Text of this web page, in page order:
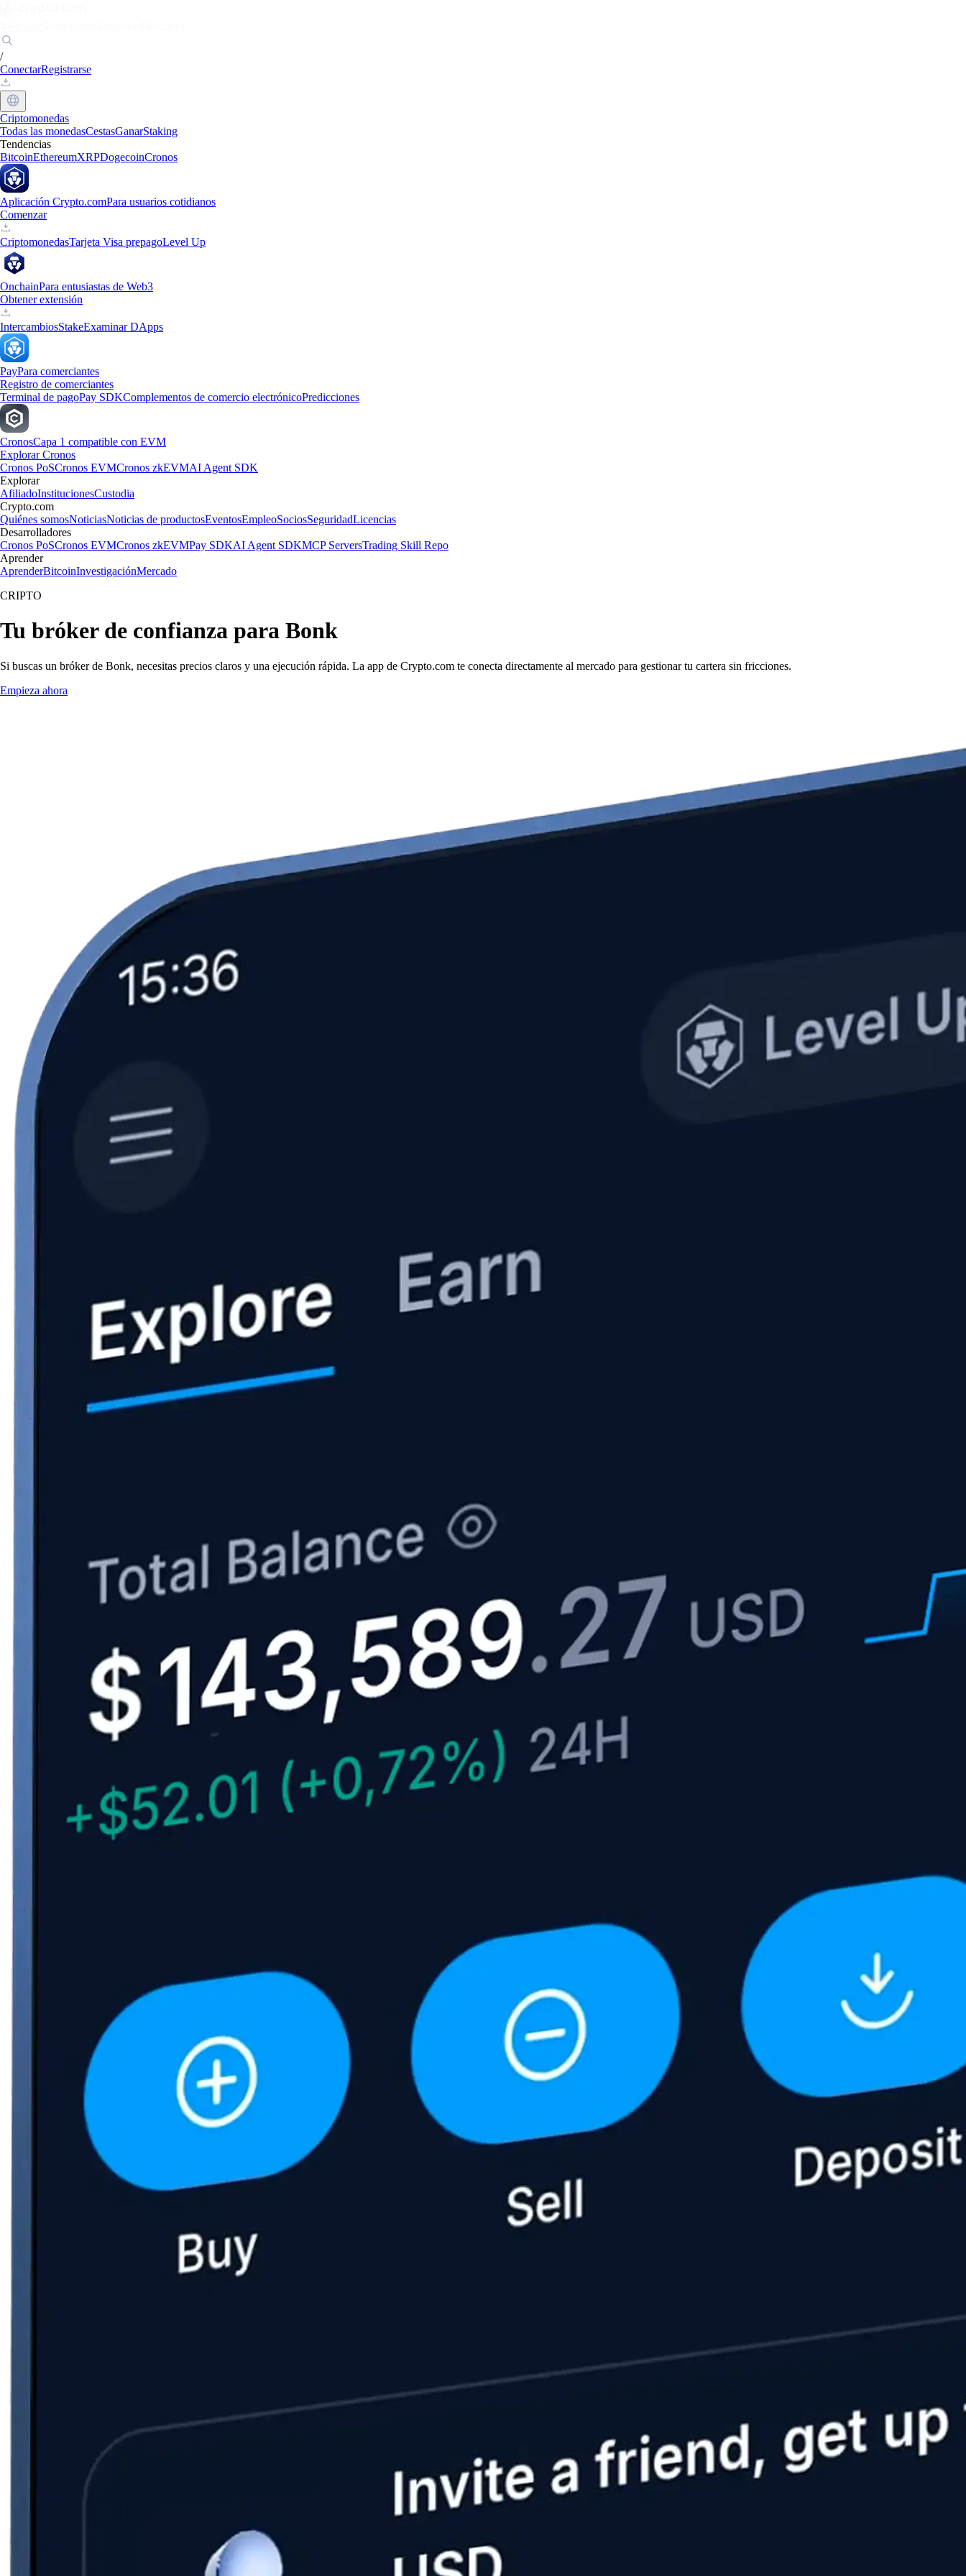
/
ConectarRegistrarse
Criptomonedas
Todas las monedasCestasGanarStaking
Tendencias
BitcoinEthereumXRPDogecoinCronos
Aplicación Crypto.comPara usuarios cotidianos
Comenzar
CriptomonedasTarjeta Visa prepagoLevel Up
OnchainPara entusiastas de Web3
Obtener extensión
IntercambiosStakeExaminar DApps
PayPara comerciantes
Registro de comerciantes
Terminal de pagoPay SDKComplementos de comercio electrónicoPredicciones
CronosCapa 1 compatible con EVM
Explorar Cronos
Cronos PoSCronos EVMCronos zkEVMAI Agent SDK
Explorar
AfiliadoInstitucionesCustodia
Crypto.com
Quiénes somosNoticiasNoticias de productosEventosEmpleoSociosSeguridadLicencias
Desarrolladores
Cronos PoSCronos EVMCronos zkEVMPay SDKAI Agent SDKMCP ServersTrading Skill Repo
Aprender
AprenderBitcoinInvestigaciónMercado
CRIPTO
Tu bróker de confianza para Bonk
Si buscas un bróker de Bonk, necesitas precios claros y una ejecución rápida. La app de Crypto.com te conecta directamente al mercado para gestionar tu cartera sin fricciones.
Empieza ahora